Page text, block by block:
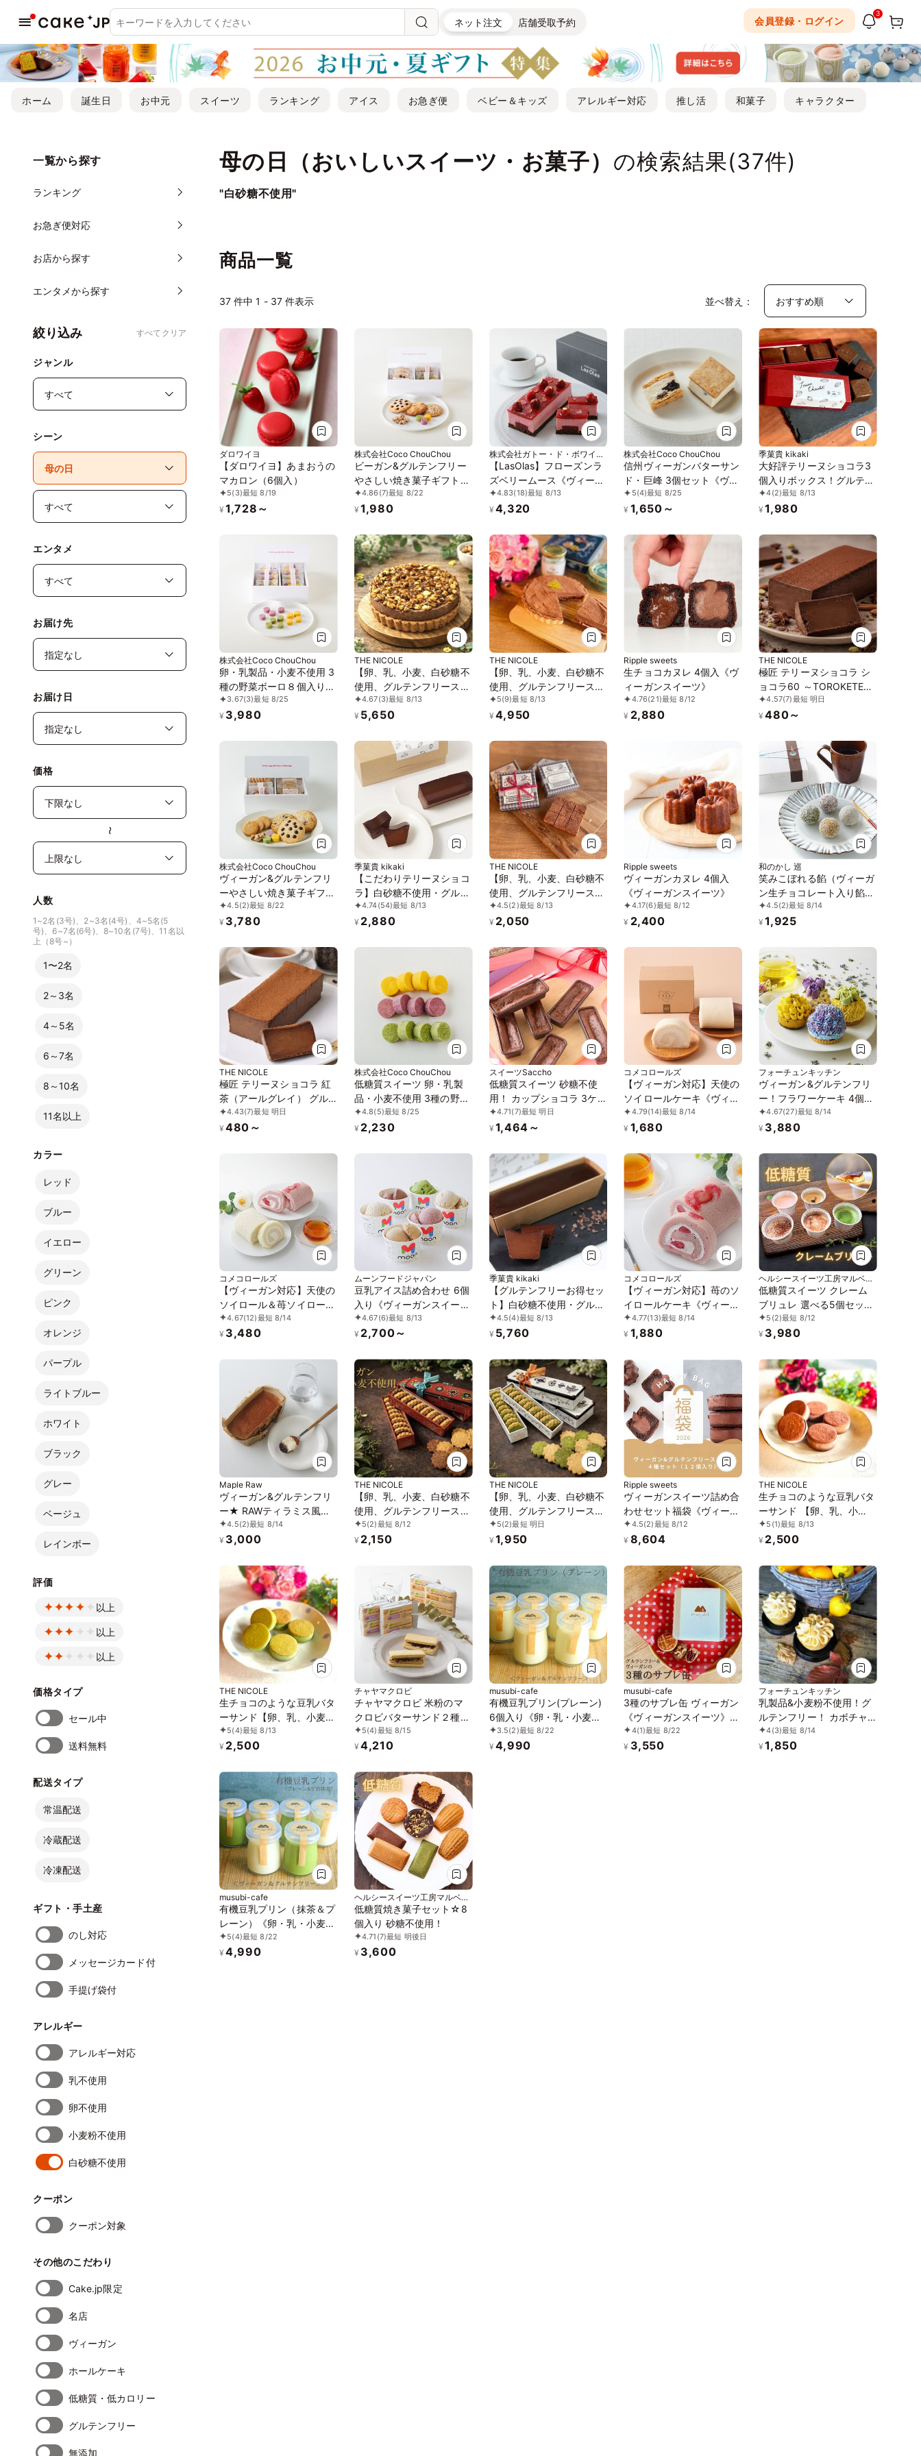
ネット注文 店舗受取予約 会員登録・ログイン
3
ホーム 誕生日 お中元 スイーツ ランキング アイス お急ぎ便 ベビー＆キッズ アレルギー対応 推し活 和菓子 キャラクター
母の日（おいしいスイーツ・お菓子） の検索結果(37件)
"白砂糖不使用"
一覧から探す
ランキング
お急ぎ便対応
お店から探す
エンタメから探す
絞り込み すべてクリア
ジャンル
シーン
エンタメ
お届け先
お届け日
価格
〜
人数
1~2名(3号)、2~3名(4号)、4~5名(5
号)、6~7名(6号)、8~10名(7号)、11名以
上（8号~）
1〜2名
2～3名
4～5名
6～7名
8～10名
11名以上
カラー
レッド
ブルー
イエロー
グリーン
ピンク
オレンジ
パープル
ライトブルー
ホワイト
ブラック
グレー
ベージュ
レインボー
評価
以上
以上
以上
価格タイプ
セール中
送料無料
配送タイプ
常温配送
冷蔵配送
冷凍配送
ギフト・手土産
のし対応
メッセージカード付
手提げ袋付
アレルギー
アレルギー対応
乳不使用
卵不使用
小麦粉不使用
白砂糖不使用
クーポン
クーポン対象
その他のこだわり
Cake.jp限定
名店
ヴィーガン
ホールケーキ
低糖質・低カロリー
グルテンフリー
無添加
商品一覧
37 件中 1 - 37 件表示 並べ替え：
ダロワイヨ
【ダロワイヨ】あまおうの
マカロン（6個入）
5(3)最短 8/19
¥ 1,728～
株式会社Coco ChouChou
ビーガン&グルテンフリー
やさしい焼き菓子ギフト
（小） ※卵、乳製品、小麦
粉、白砂糖不使用 《ヴィ
ンフリー》
4.86 (7)最短 8/22
¥ 1,980
株式会社ガトー・ド・ボワイヤ
ージュ ブランドLasolas
【LasOlas】フローズンラ
ズベリームース《ヴィーガ
ンスイーツ》
4.83(18)最短 8/13
¥ 4,320
株式会社Coco ChouChou
信州ヴィーガンバターサン
ド・巨峰 3個セット《ヴィ
ーガンスイーツ》《グルテ
ンフリー》
5(4)最短 8/25
¥ 1,650～
季菓貴 kikaki
大好評テリーヌショコラ3
個入りボックス！グルテン
フリー・白砂糖不使用
4(2)最短 8/13
¥ 1,980
株式会社Coco ChouChou
卵・乳製品・小麦不使用 3
種の野菜ボーロ８個入り
《ヴィーガンスイーツ》
《グルテンフリー》
3.67(3)最短 8/25
¥ 3,980
THE NICOLE
【卵、乳、小麦、白砂糖不
使用、グルテンフリースイ
ーツ】キャラメルナッツバ
ナーヌショコラ【京豆腐仕
をベース作り上げたショコ
ラケーキ～《ヴィーガンス
イーツ・ヴィーガンケー
キ》 《無添加》《アレル
4.67(3)最短 8/13
¥ 5,650
THE NICOLE
【卵、乳、小麦、白砂糖不
使用、グルテンフリースイ
ーツ】タルトショコラ 5号
15cm【京豆腐仕込み】
ィーガンケーキ》《無添
加》《アレルギー配慮》
5(9)最短 8/13
¥ 4,950
Ripple sweets
生チョコカヌレ 4個入《ヴ
ィーガンスイーツ》
4.76(21)最短 8/12
¥ 2,880
THE NICOLE
極匠 テリーヌショコラ シ
ョコラ60 ～TOROKETERU
～ グルテンフリー 【濃厚
な口溶けは美味さとな
べたらわかる、美味さで
す。
4.57(7)最短 明日
¥ 480～
株式会社Coco ChouChou
ヴィーガン&グルテンフリ
ーやさしい焼き菓子ギフト
セット（中） ※卵、乳製
品、小麦粉、白砂糖不使用
《グルテンフリー》
4.5(2)最短 8/22
¥ 3,780
季菓貴 kikaki
【こだわりテリーヌショコ
ラ】白砂糖不使用・グルテ
ンフリー・無添加 濃厚チ
ョコレートケーキ ガトー
4.74(54)最短 8/13
¥ 2,880
THE NICOLE
【卵、乳、小麦、白砂糖不
使用、グルテンフリースイ
ーツ】ボタニカルショコラ
京豆腐生チョコ 《ヴィー
ケーキ》《無添加》《アレ
ルギー配慮》
4.5(2)最短 8/13
¥ 2,050
Ripple sweets
ヴィーガンカヌレ 4個入
《ヴィーガンスイーツ》
4.17(6)最短 8/12
¥ 2,400
和のかし 巡
笑みこぼれる餡（ヴィーガ
ン生チョコレート入り餡子
玉 4個入り）《ヴィーガン
スイーツ》
4.5(2)最短 8/14
¥ 1,925
THE NICOLE
極匠 テリーヌショコラ 紅
茶（アールグレイ） グル
テンフリー ～
TOROKETERU～【濃厚な
る】・・・。 アールグレ
4.43(7)最短 明日
¥ 480～
株式会社Coco ChouChou
低糖質スイーツ 卵・乳製
品・小麦不使用 3種の野菜
ボーロ 4個セット《ヴィー
ガンスイーツ》《グルテン
4.8(5)最短 8/25
¥ 2,230
スイーツSaccho
低糖質スイーツ 砂糖不使
用！ カップショコラ 3ケ入
り4.71(7)最短 明日
¥ 1,464～
コメコロールズ
【ヴィーガン対応】天使の
ソイロールケーキ《ヴィー
ガンスイーツ》《グルテン
フリー》
4.79(14)最短 8/14
¥ 1,680
フォーチュンキッチン
ヴィーガン&グルテンフリ
ー！フラワーケーキ 4個セ
ット《ヴィーガンスイー
ツ》
4.67(27)最短 8/14
¥ 3,880
コメコロールズ
【ヴィーガン対応】天使の
ソイロール＆苺ソイロール
《ヴィーガン》《グルテン
フリー》
4.67(12)最短 8/14
¥ 3,480
ムーンフードジャパン
豆乳アイス詰め合わせ 6個
入り《ヴィーガンスイー
ツ》
4.67(6)最短 8/13
¥ 2,700～
季菓貴 kikaki
【グルテンフリーお得セッ
ト】白砂糖不使用・グルテ
ンフリー・無添加 テリー
ヌショコラとバスクチーズ
キ２個おまけつき！
4.5(4)最短 8/13
¥ 5,760
コメコロールズ
【ヴィーガン対応】苺のソ
イロールケーキ《ヴィーガ
ン》《グルテンフリー》
4.77(13)最短 8/14
¥ 1,880
ヘルシースイーツ工房マルベリ
ー
低糖質スイーツ クレーム
ブリュレ 選べる5個セット
「アイス 2026」「お中元
2026」
5 (2)最短 8/12
¥ 3,980
Maple Raw
ヴィーガン&グルテンフリ
ー★ RAWティラミス風チ
ーズケーキ《ヴィーガンス
イーツ》
4.5(2)最短 8/14
¥ 3,000
THE NICOLE
【卵、乳、小麦、白砂糖不
使用、グルテンフリースイ
ーツ】ボタニカルサブレ
カカオ、黒糖バニラサブレ
ンスイーツ》 《無添加》
《アレルギー配慮》
5(2)最短 8/12
¥ 2,150
THE NICOLE
【卵、乳、小麦、白砂糖不
使用、グルテンフリースイ
ーツ】ボタニカルサブレ
京抹茶、黒糖バニラサブレ
ンスイーツ》《無添加》
《アレルギー配慮》
5(2)最短 明日
¥ 1,950
Ripple sweets
ヴィーガンスイーツ詰め合
わせセット福袋《ヴィーガ
ンスイーツ》
4.5(2)最短 8/12
¥ 8,604
THE NICOLE
生チョコのような豆乳バタ
ーサンド 【卵、乳、小
麦、白砂糖不使用、グルテ
ンフリースイーツ】ボタニ
ーガンスイーツ》《無添
加》《アレルギー配慮》
5 (1)最短 8/13
¥ 2,500
THE NICOLE
生チョコのような豆乳バタ
ーサンド【卵、乳、小麦、
白砂糖不使用、グルテンフ
リースイーツ】ボタニカル
ィーガンスイーツ・ヴィー
ガンケーキ》《無添加》
《アレルギー配慮》
5(4)最短 8/13
¥ 2,500
チャヤマクロビ
チャヤマクロビ 米粉のマ
クロビバターサンド２種セ
ット メイプルラムレーズ
ン5個入＋カフェモカ 5個
ンスイーツ》
5(4)最短 8/15
¥ 4,210
musubi-cafe
有機豆乳プリン(プレーン)
6個入り《卵・乳・小麦・
白砂糖不使用》《ヴィーガ
ンスイーツ》《グルテンフ
3.5(2)最短 8/22
¥ 4,990
musubi-cafe
3種のサブレ缶 ヴィーガン
《ヴィーガンスイーツ》
《グルテンフリー》《アレ
ルギー配慮》
4(1)最短 8/22
¥ 3,550
フォーチュンキッチン
乳製品&小麦粉不使用！グ
ルテンフリー！ カボチャ
のチーズケーキ 2個セット
《ヴィーガンスイーツ》
4(3)最短 8/14
¥ 1,850
musubi-cafe
有機豆乳プリン（抹茶＆プ
レーン）《卵・乳・小麦・
白砂糖不使用》《ヴィーガ
ンスイーツ》《グルテンフ
5(4)最短 8/22
¥ 4,990
ヘルシースイーツ工房マルベリ
ー
低糖質焼き菓子セット☆8
個入り 砂糖不使用！
4.71 (7)最短 明後日
¥ 3,600